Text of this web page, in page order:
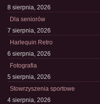
8 sierpnia, 2026
Dla seniorów
7 sierpnia, 2026
Harlequin Retro
6 sierpnia, 2026
Fotografia
5 sierpnia, 2026
Stowrzyszenia sportowe
4 sierpnia, 2026